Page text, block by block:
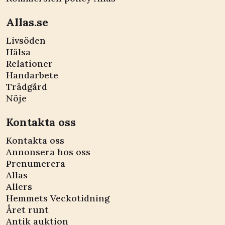
Allas.se
Livsöden
Hälsa
Relationer
Handarbete
Trädgård
Nöje
Kontakta oss
Kontakta oss
Annonsera hos oss
Prenumerera
Allas
Allers
Hemmets Veckotidning
Året runt
Antik auktion